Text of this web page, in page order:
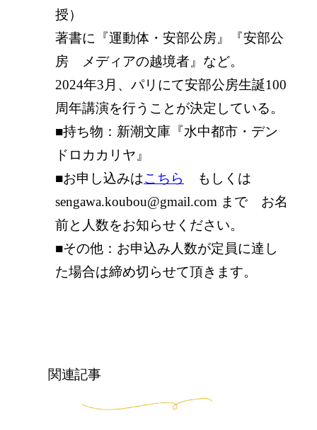
授）
著書に『運動体・安部公房』『安部公
房 メディアの越境者』など。
2024年3月、パリにて安部公房生誕100
周年講演を行うことが決定している。
■持ち物：新潮文庫『水中都市・デン
ドロカカリヤ』
■お申し込みはこちら
もしくは
sengawa.koubou@gmail.com まで お名
前と人数をお知らせください。
■その他：お申込み人数が定員に達し
た場合は締め切らせて頂きます。
関連記事